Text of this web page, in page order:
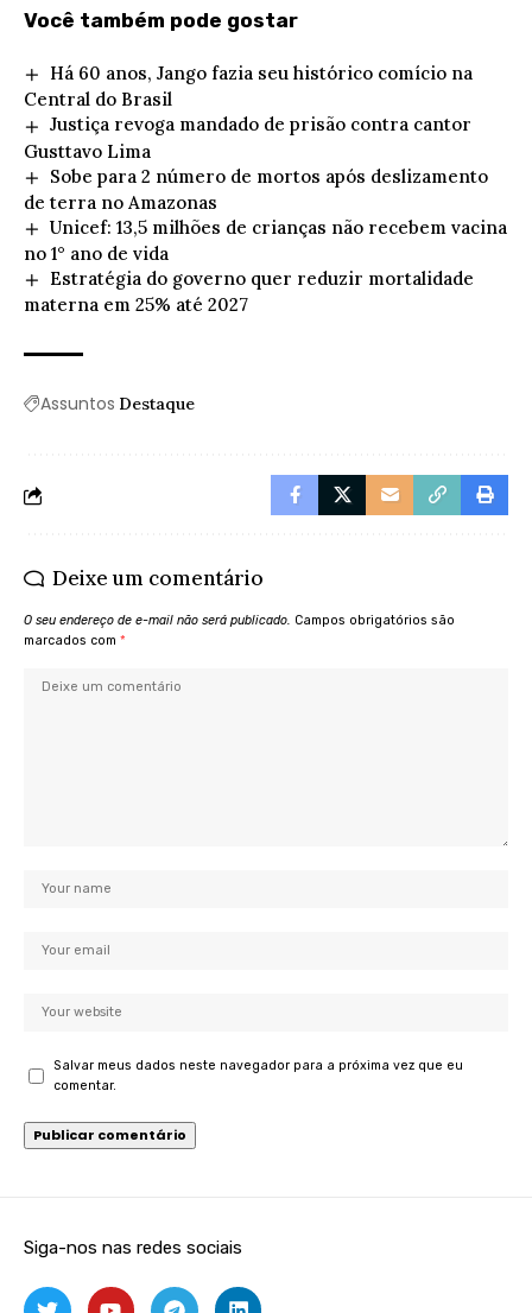
Você também pode gostar
Há 60 anos, Jango fazia seu histórico comício na
Central do Brasil
Justiça revoga mandado de prisão contra cantor
Gusttavo Lima
Sobe para 2 número de mortos após deslizamento
de terra no Amazonas
Unicef: 13,5 milhões de crianças não recebem vacina
no 1° ano de vida
Estratégia do governo quer reduzir mortalidade
materna em 25% até 2027
Assuntos Destaque
Deixe um comentário
O seu endereço de e-mail não será publicado. Campos obrigatórios são
marcados com *
Salvar meus dados neste navegador para a próxima vez que eu
comentar.
Siga-nos nas redes sociais